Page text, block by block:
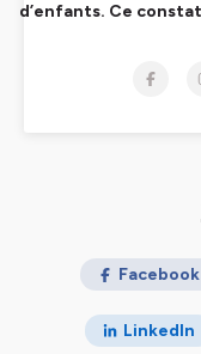
d’enfants. Ce
tout ! La
démographique de
? Pourquoi fait-on
de la natalité se
déclin
contre un
Facebook
LinkedIn